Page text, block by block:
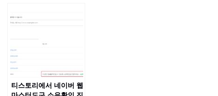
티스토리에서 네이버 웹